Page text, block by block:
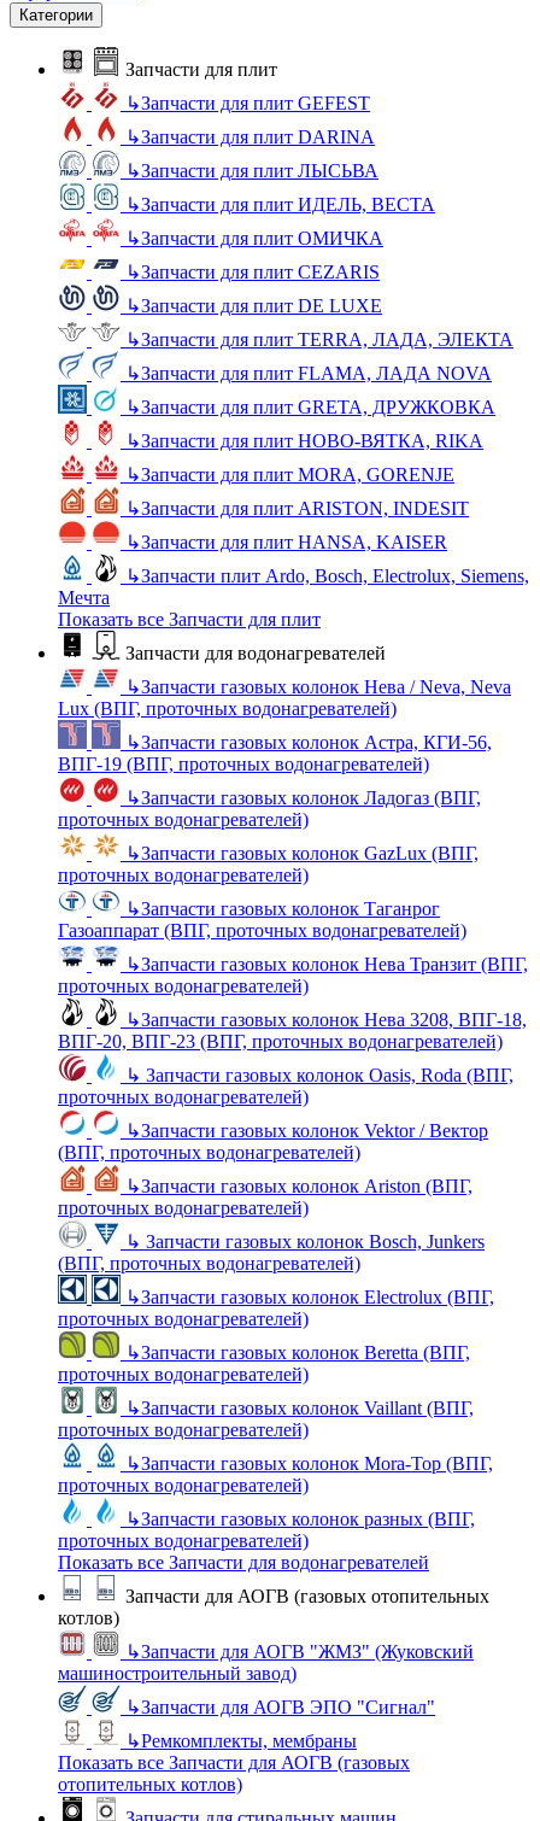
Категории
Запчасти для плит
↳Запчасти для плит GEFEST
↳Запчасти для плит DARINA
↳Запчасти для плит ЛЫСЬВА
↳Запчасти для плит ИДЕЛЬ, ВЕСТА
↳Запчасти для плит ОМИЧКА
↳Запчасти для плит CEZARIS
↳Запчасти для плит DE LUXE
↳Запчасти для плит TERRA, ЛАДА, ЭЛЕКТА
↳Запчасти для плит FLAMA, ЛАДА NOVA
↳Запчасти для плит GRETA, ДРУЖКОВКА
↳Запчасти для плит НОВО-ВЯТКА, RIKA
↳Запчасти для плит MORA, GORENJE
↳Запчасти для плит ARISTON, INDESIT
↳Запчасти для плит HANSA, KAISER
↳Запчасти плит Ardo, Bosch, Electrolux, Siemens,
Мечта
Показать все Запчасти для плит
Запчасти для водонагревателей
↳Запчасти газовых колонок Нева / Neva, Neva
Lux (ВПГ, проточных водонагревателей)
↳Запчасти газовых колонок Астра, КГИ-56,
ВПГ-19 (ВПГ, проточных водонагревателей)
↳Запчасти газовых колонок Ладогаз (ВПГ,
проточных водонагревателей)
↳Запчасти газовых колонок GazLux (ВПГ,
проточных водонагревателей)
↳Запчасти газовых колонок Таганрог
Газоаппарат (ВПГ, проточных водонагревателей)
↳Запчасти газовых колонок Нева Транзит (ВПГ,
проточных водонагревателей)
↳Запчасти газовых колонок Нева 3208, ВПГ-18,
ВПГ-20, ВПГ-23 (ВПГ, проточных водонагревателей)
↳ Запчасти газовых колонок Oasis, Roda (ВПГ,
проточных водонагревателей)
↳Запчасти газовых колонок Vektor / Вектор
(ВПГ, проточных водонагревателей)
↳Запчасти газовых колонок Ariston (ВПГ,
проточных водонагревателей)
↳ Запчасти газовых колонок Bosch, Junkers
(ВПГ, проточных водонагревателей)
↳Запчасти газовых колонок Electrolux (ВПГ,
проточных водонагревателей)
↳Запчасти газовых колонок Beretta (ВПГ,
проточных водонагревателей)
↳Запчасти газовых колонок Vaillant (ВПГ,
проточных водонагревателей)
↳Запчасти газовых колонок Mora-Top (ВПГ,
проточных водонагревателей)
↳Запчасти газовых колонок разных (ВПГ,
проточных водонагревателей)
Показать все Запчасти для водонагревателей
Запчасти для АОГВ (газовых отопительных
котлов)
↳Запчасти для АОГВ "ЖМЗ" (Жуковский
машиностроительный завод)
↳Запчасти для АОГВ ЭПО "Сигнал"
↳Ремкомплекты, мембраны
Показать все Запчасти для АОГВ (газовых
отопительных котлов)